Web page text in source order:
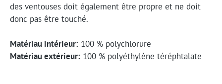
des ventouses doit également être propre et ne doit
donc pas être touché.
Matériau intérieur: 100 % polychlorure
Matériau extérieur: 100 % polyéthylène téréphtalate